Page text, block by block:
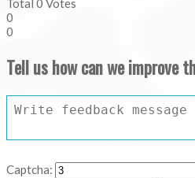
Total 0 Votes
0
0
Tell us how can we improve
Captcha: